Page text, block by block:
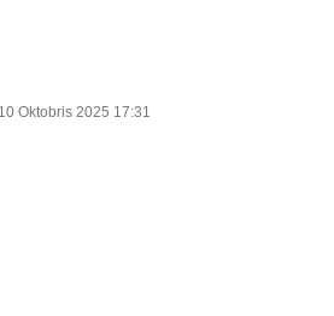
Oktobris 2025 17:31